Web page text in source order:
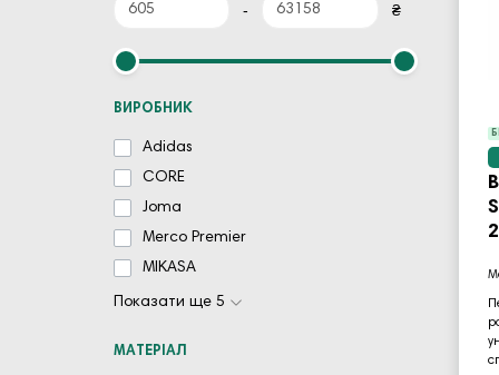
- ₴
ВИРОБНИК
Adidas
CORE
Joma
Merco Premier
MIKASA
Показати ще 5
МАТЕРІАЛ